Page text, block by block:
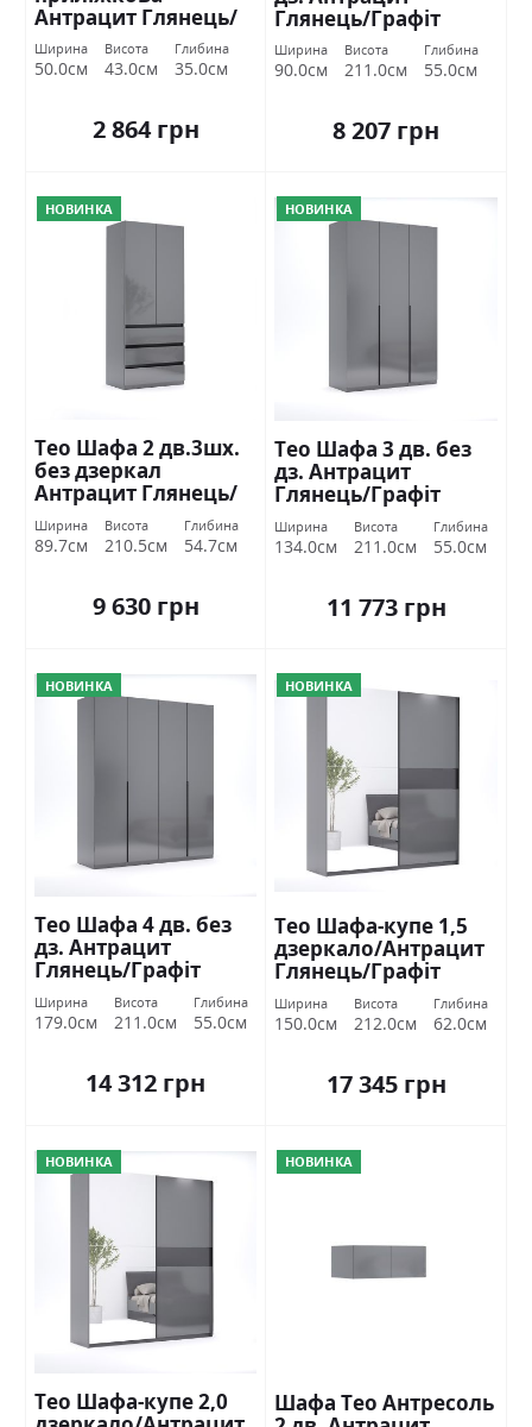
Антрацит Глянець/
Графіт Міромарк
Ширина
50.0см
Висота
43.0см
Глибина
35.0см
2 864 грн
Глянець/Графіт
Міромарк
Ширина
90.0см
Висота
211.0см
Глибина
55.0см
8 207 грн
НОВИНКА
Тео Шафа 2 дв.3шх.
без дзеркал
Антрацит Глянець/
Графіт Міромарк
Ширина
89.7см
Висота
210.5см
Глибина
54.7см
9 630 грн
НОВИНКА
Тео Шафа 3 дв. без
дз. Антрацит
Глянець/Графіт
Міромарк
Ширина
134.0см
Висота
211.0см
Глибина
55.0см
11 773 грн
НОВИНКА
Тео Шафа 4 дв. без
дз. Антрацит
Глянець/Графіт
Міромарк
Ширина
179.0см
Висота
211.0см
Глибина
55.0см
14 312 грн
НОВИНКА
Тео Шафа-купе 1,5
дзеркало/Антрацит
Глянець/Графіт
Міромарк
Ширина
150.0см
Висота
212.0см
Глибина
62.0см
17 345 грн
НОВИНКА
Тео Шафа-купе 2,0
НОВИНКА
Шафа Тео Антресоль